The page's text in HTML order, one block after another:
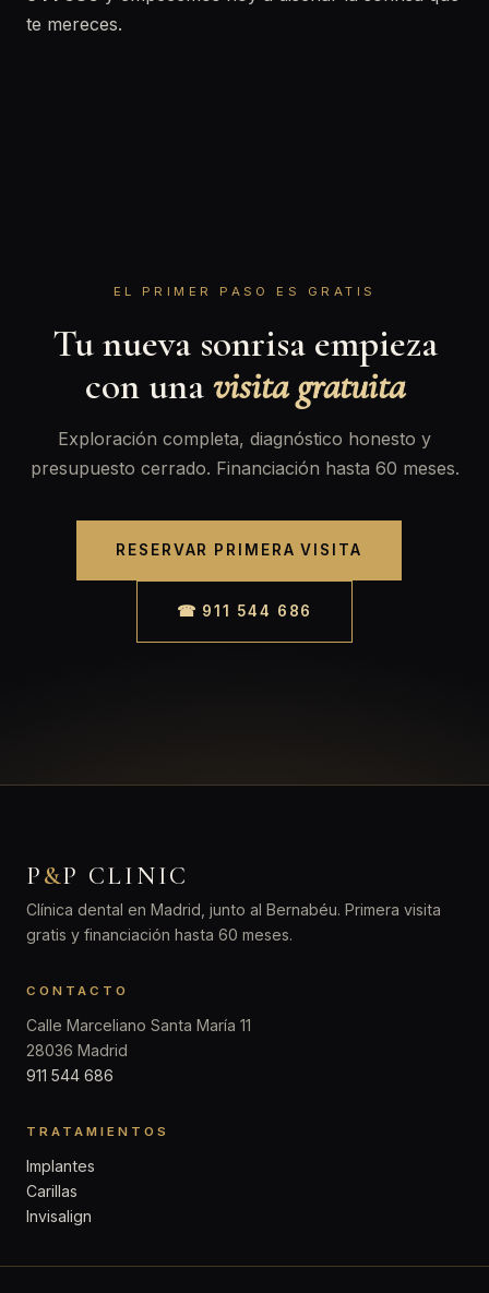
te mereces.
EL PRIMER PASO ES GRATIS
Tu nueva sonrisa empieza
con unavisita gratuita
Exploración completa, diagnóstico honesto y
presupuesto cerrado. Financiación hasta 60 meses.
RESERVAR PRIMERA VISITA
☎ 911 544 686
P&P CLINIC
Clínica dental en Madrid, junto al Bernabéu. Primera visita
gratis y financiación hasta 60 meses.
CONTACTO
Calle Marceliano Santa María 11
28036 Madrid
911 544 686
TRATAMIENTOS
Implantes
Carillas
Invisalign